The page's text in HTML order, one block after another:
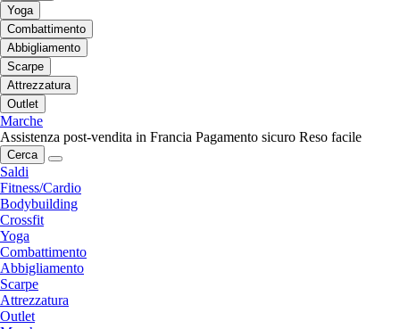
Yoga
Combattimento
Abbigliamento
Scarpe
Attrezzatura
Outlet
Marche
Assistenza post-vendita in Francia Pagamento sicuro Reso facile
Cerca
Saldi
Fitness/Cardio
Bodybuilding
Crossfit
Yoga
Combattimento
Abbigliamento
Scarpe
Attrezzatura
Outlet